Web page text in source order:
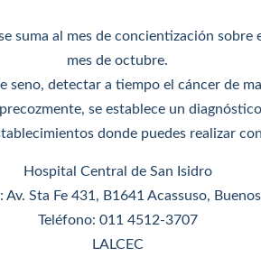
suma al mes de concientización
mes de octubre.
seno, detectar a tiempo el cáncer de
se establece un
donde puedes realizar
Hospital Central de San Isidro
Av. Sta Fe 431, B1641 Acassuso,
Teléfono: 011 4512-3707
LALCEC